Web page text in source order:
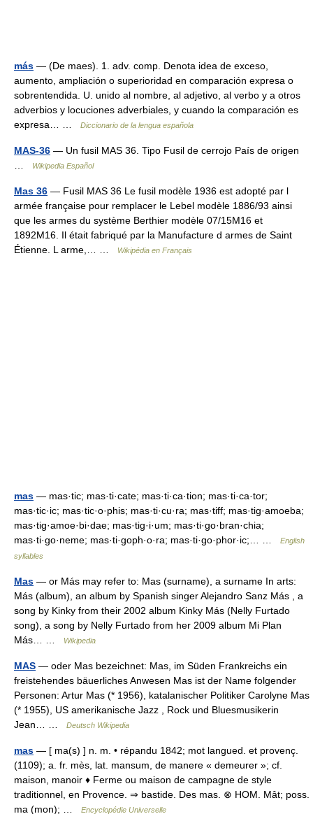
más — (De maes). 1. adv. comp. Denota idea de exceso,
aumento, ampliación o superioridad en comparación expresa o
sobrentendida. U. unido al nombre, al adjetivo, al verbo y a otros
adverbios y locuciones adverbiales, y cuando la comparación es
expresa… …
Diccionario de la lengua española
MAS-36 — Un fusil MAS 36. Tipo Fusil de cerrojo País de origen
…
Wikipedia Español
Mas 36 — Fusil MAS 36 Le fusil modèle 1936 est adopté par l
armée française pour remplacer le Lebel modèle 1886/93 ainsi
que les armes du système Berthier modèle 07/15M16 et
1892M16. Il était fabriqué par la Manufacture d armes de Saint
Étienne. L arme,… …
Wikipédia en Français
mas — mas·tic; mas·ti·cate; mas·ti·ca·tion; mas·ti·ca·tor;
mas·tic·ic; mas·tic·o·phis; mas·ti·cu·ra; mas·tiff; mas·tig·amoeba;
mas·tig·amoe·bi·dae; mas·tig·i·um; mas·ti·go·bran·chia;
mas·ti·go·neme; mas·ti·goph·o·ra; mas·ti·go·phor·ic;… …
English
syllables
Mas — or Más may refer to: Mas (surname), a surname In arts:
Más (album), an album by Spanish singer Alejandro Sanz Más , a
song by Kinky from their 2002 album Kinky Más (Nelly Furtado
song), a song by Nelly Furtado from her 2009 album Mi Plan
Más… …
Wikipedia
MAS — oder Mas bezeichnet: Mas, im Süden Frankreichs ein
freistehendes bäuerliches Anwesen Mas ist der Name folgender
Personen: Artur Mas (* 1956), katalanischer Politiker Carolyne Mas
(* 1955), US amerikanische Jazz , Rock und Bluesmusikerin
Jean… …
Deutsch Wikipedia
mas — [ ma(s) ] n. m. • répandu 1842; mot langued. et provenç.
(1109); a. fr. mès, lat. mansum, de manere « demeurer »; cf.
maison, manoir ♦ Ferme ou maison de campagne de style
traditionnel, en Provence. ⇒ bastide. Des mas. ⊗ HOM. Mât; poss.
ma (mon); …
Encyclopédie Universelle